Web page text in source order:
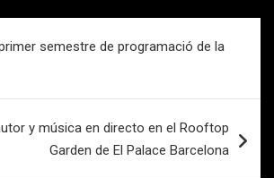
semestre de programació de la
y música en directo en el Rooftop
Garden de El Palace Barcelona